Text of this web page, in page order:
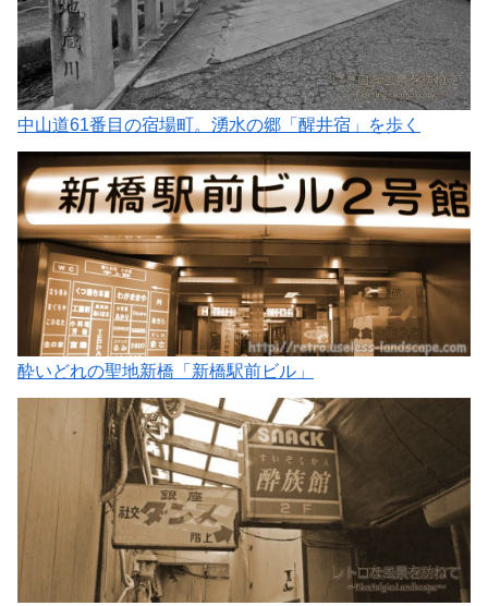
中山道61番目の宿場町。湧水の郷「醒井宿」を歩く
酔いどれの聖地新橋「新橋駅前ビル」